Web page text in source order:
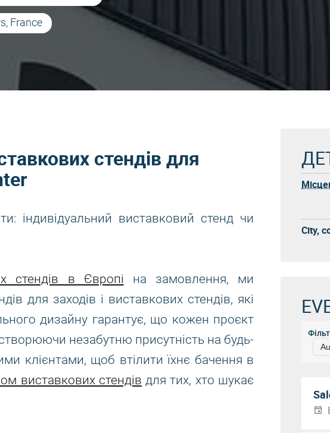
France
стендів для
індивідуальний виставковий стенд чи
стендів в Європі на замовлення, ми
для заходів і виставкових стендів, які
дизайну гарантує, що кожен проєкт
незабутню присутність на будь-
клієнтами, щоб втілити їхнє бачення в
виставкових стендів для тих, хто шукає
City,